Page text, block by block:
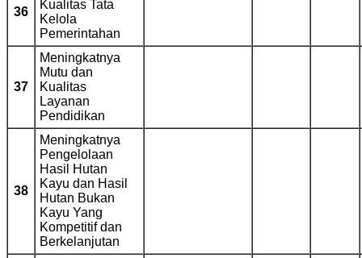
36
Kualitas Tata
Kelola
Pemerintahan
37
Meningkatnya
Mutu dan
Kualitas
Layanan
Pendidikan
38
Meningkatnya
Pengelolaan
Hasil Hutan
Kayu dan Hasil
Hutan Bukan
Kayu Yang
Kompetitif dan
Berkelanjutan